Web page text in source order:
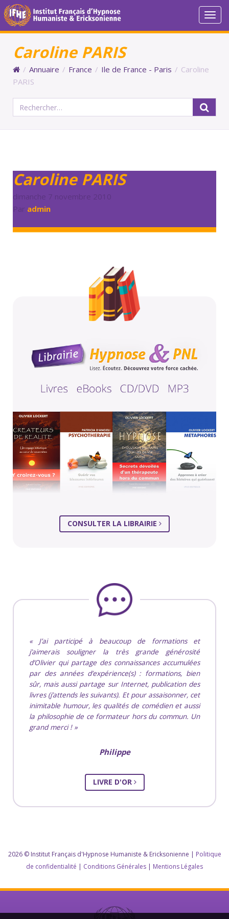
Caroline PARIS
/ Annuaire / France / Ile de France - Paris / Caroline
PARIS
Caroline PARIS
dimanche 7 novembre 2010
Par admin
CONSULTER LA LIBRAIRIE
J’ai participé à beaucoup de formations et
j’aimerais souligner la très grande générosité
d’Olivier qui partage des connaissances accumulées
par des années d’expérience(s) : formations, bien
sûr, mais aussi partage sur Internet, publication des
livres (j’attends les suivants). Et pour assaisonner, cet
inimitable humour, les qualités de comédien et aussi
la philosophie de ce formateur hors du commun. Un
grand merci !
Philippe
LIVRE D'OR
2026 © Institut Français d'Hypnose Humaniste & Ericksonienne | Politique
de confidentialité | Conditions Générales | Mentions Légales